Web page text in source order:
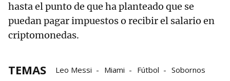
hasta el punto de que ha planteado que se
puedan pagar impuestos o recibir el salario en
criptomonedas.
TEMAS Leo Messi Miami Fútbol Sobornos